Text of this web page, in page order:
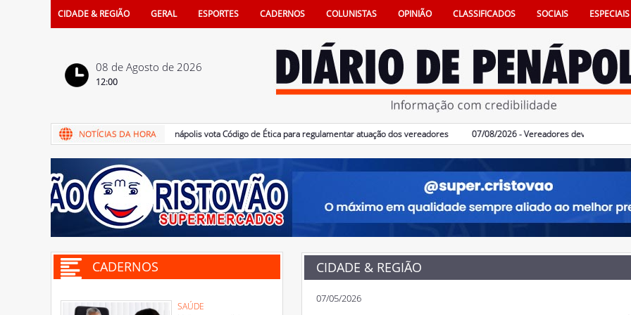
CIDADE & REGIÃO GERAL ESPORTES CADERNOS COLUNISTAS OPINIÃO CLASSIFICADOS SOCIAIS ESPECIAIS
08 de Agosto de 2026
12:00
08/08/2026 - Câmara de Penápolis vota Código de Ética para regulamentar atuação dos vereadores 07/08/2026 - Vereadores devem votar Código
CADERNOS
SAÚDE
CIDADE & REGIÃO
07/05/2026